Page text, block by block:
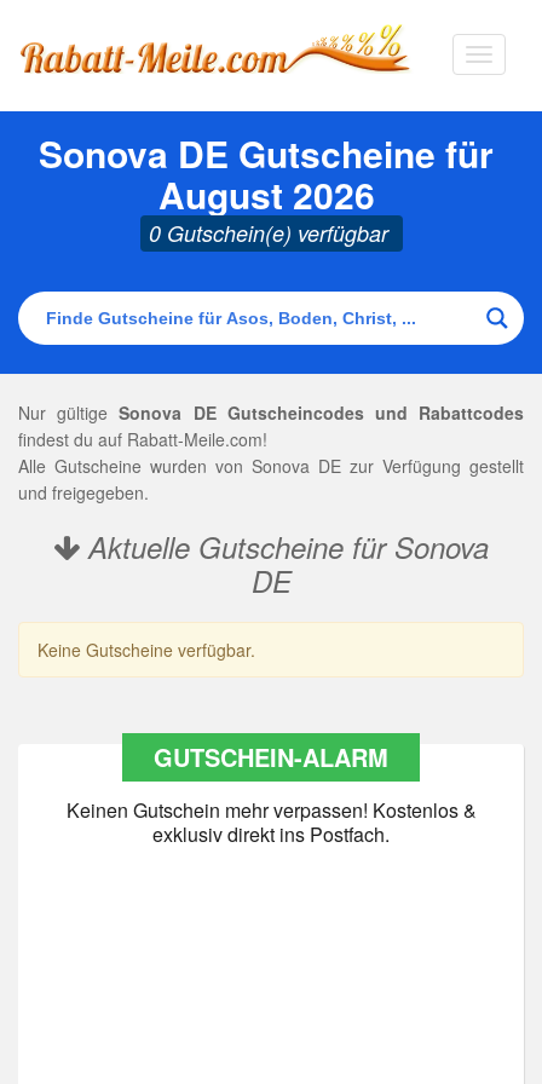
Sonova DE Gutscheine für
August 2026
0 Gutschein(e) verfügbar
Nur gültigeSonova DE Gutscheincodes und Rabattcodes
findest du auf Rabatt-Meile.com!
Alle Gutscheine wurden von Sonova DE zur Verfügung gestellt
und freigegeben.
Aktuelle Gutscheine für Sonova
DE
Keine Gutscheine verfügbar.
GUTSCHEIN-ALARM
Keinen Gutschein mehr verpassen! Kostenlos &
exklusiv direkt ins Postfach.